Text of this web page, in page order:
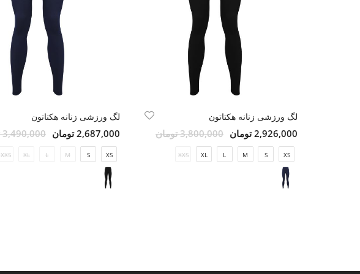
لگ ورزشی زنانه هکتاتون
2,926,000 تومان 3,800,000 تومان
XS
S
M
L
XL
XXS
لگ ورزشی زنانه هکتاتون
2,687,000 تومان 3,490,000 تومان
XS
S
M
L
XL
XXS